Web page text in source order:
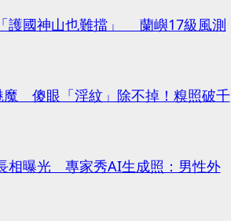
護國神山也難擋」 蘭嶼17級風測
魔 傻眼「淫紋」除不掉！糗照破千
相曝光 專家秀AI生成照：男性外